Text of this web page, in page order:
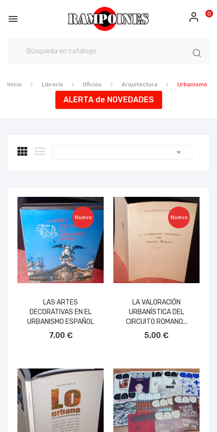
 0
Inicio Librería Oficios Arquitectura Urbanismo
ALERTA de NOVEDADES

Nuevo
LAS ARTES
DECORATIVAS EN EL
URBANISMO ESPAÑOL
7,00 €
Nuevo
LA VALORACIÓN
URBANÍSTICA DEL
CIRCUITO ROMANO...
5,00 €